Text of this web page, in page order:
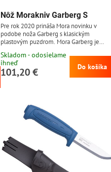
Nôž Morakniv Garberg S
Pre rok 2020 prináša Mora novinku v
podobe noža Garberg s klasickým
plastovým puzdrom. Mora Garberg je
konštrukciou. Čepeľ z kvalitnej nerezovej
ocele Sandvik 14C28N, hrubá 3,2 mm so
škandinávskym výbrusom. Rukoväť noža z
je prvý nôž Mora s full...
Skladom - odosielame
ihneď
101,20 € Do košíka